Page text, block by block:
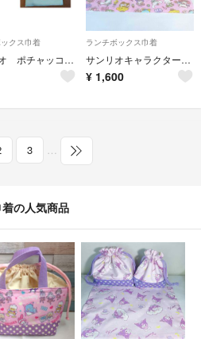
クス巾着
サンリオ ポチャッコ シナモンロール 巾着 コップ袋
ランチボックス巾着
サンリオキャラクターズ お弁当袋 コップ袋 ランチョンマット キティ クロミ
¥ 1,600
3 …
の人気商品